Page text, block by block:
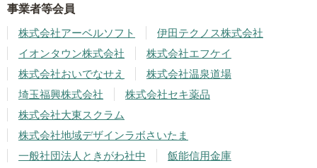
事業者等会員
株式会社アーベルソフト
伊田テクノス株式会社
イオンタウン株式会社
株式会社エフケイ
株式会社おいでなせえ
株式会社温泉道場
埼玉福興株式会社
株式会社セキ薬品
株式会社大東スクラム
株式会社地域デザインラボさいたま
一般社団法人ときがわ社中
飯能信用金庫